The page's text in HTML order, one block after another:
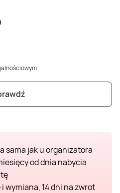
sama jak u organizatora
od dnia nabycia
wymiana, 14 dni na zwrot